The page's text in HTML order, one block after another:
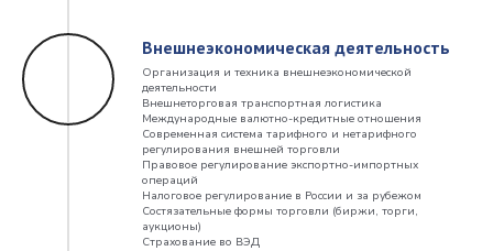
Внешнеэкономическая деятельность
Организация и техника внешнеэкономической
деятельности
Внешнеторговая транспортная логистика
Международные валютно-кредитные отношения
Современная система тарифного и нетарифного
регулирования внешней торговли
Правовое регулирование экспортно-импортных
операций
Налоговое регулирование в России и за рубежом
Состязательные формы торговли (биржи, торги,
аукционы)
Страхование во ВЭД